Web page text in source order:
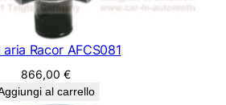
aria Racor AFCS081
866,00 €
al carrello